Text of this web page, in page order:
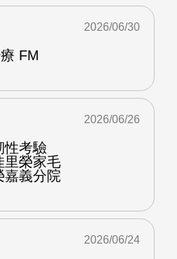
FM
2026/06/30
性考驗
里榮家毛
嘉義分院
2026/06/26
2026/06/24